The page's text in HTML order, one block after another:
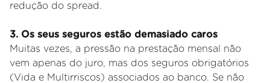
redução do spread.
3. Os seus seguros estão demasiado caros
Muitas vezes, a pressão na prestação mensal não
vem apenas do juro, mas dos seguros obrigatórios
(Vida e Multirriscos) associados ao banco. Se não